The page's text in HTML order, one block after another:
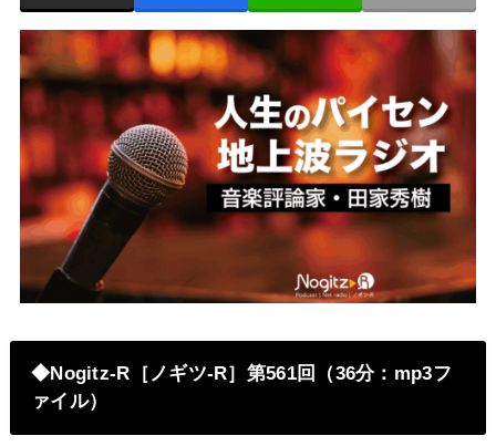
◆Nogitz-R［ノギツ-R］第561回（36分：mp3フ
ァイル）